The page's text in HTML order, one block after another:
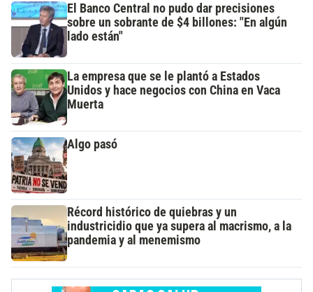
El Banco Central no pudo dar precisiones
sobre un sobrante de $4 billones: "En algún
lado están"
La empresa que se le plantó a Estados
Unidos y hace negocios con China en Vaca
Muerta
Algo pasó
Récord histórico de quiebras y un
industricidio que ya supera al macrismo, a la
pandemia y al menemismo